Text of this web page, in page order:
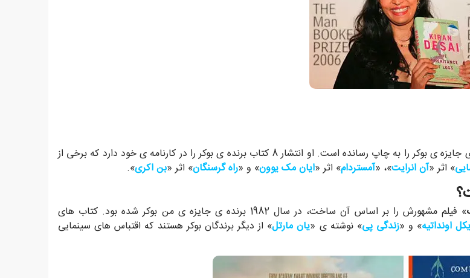
» (Jonathan Cape) ناشری است که بیشترین آثار برنده ی جایزه ی بوکر را به چاپ رسانده است. او انتشار 8 کتاب برنده ی بوکر را در کارنامه ی خود دارد که برخی از
» اثر «آن انرایت»، «آمستردام» اثر «ایان مک یوون» و «راه گرسنگان» اثر «بن اکری».
» فیلم مشهورش را بر اساس آن ساخت، در سال 1982 برنده ی جایزه ی من بوکر شده بود. کتاب های
اونداتیه» و «زندگی پی» نوشته ی «یان مارتل» از دیگر برندگان بوکر هستند که اقتباس های سینمایی